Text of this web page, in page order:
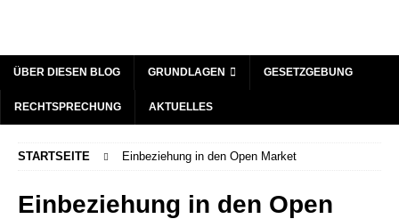
ÜBER DIESEN BLOG GRUNDLAGEN GESETZGEBUNG
RECHTSPRECHUNG AKTUELLES
STARTSEITE Einbeziehung in den Open Market
Einbeziehung in den Open